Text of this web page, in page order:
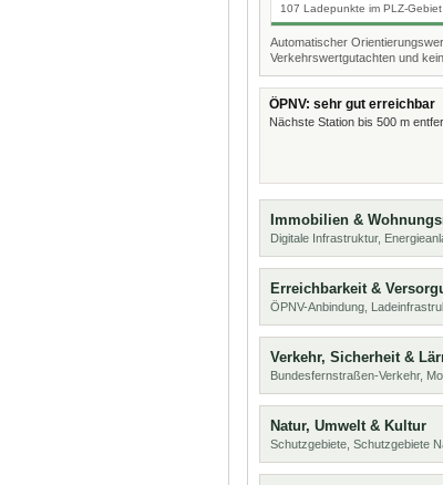
107 Ladepunkte im PLZ-Gebiet
Automatischer
Verkehrswertgutachten und
ÖPNV: sehr gut erreichbar
Nächste Station bis 500 m
Immobilien &
Digitale Infrastruktur,
Erreichbarkeit &
ÖPNV-Anbindung,
Verkehr, Sicherheit &
Bundesfernstraßen-Verkehr,
Natur, Umwelt & Kultur
Schutzgebiete, Schutzgebiete